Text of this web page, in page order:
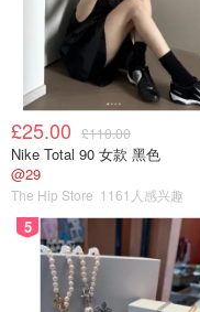
£25.00 £110.00
Nike Total 90 女款 黑色
@29
The Hip Store 1161人感兴趣
5